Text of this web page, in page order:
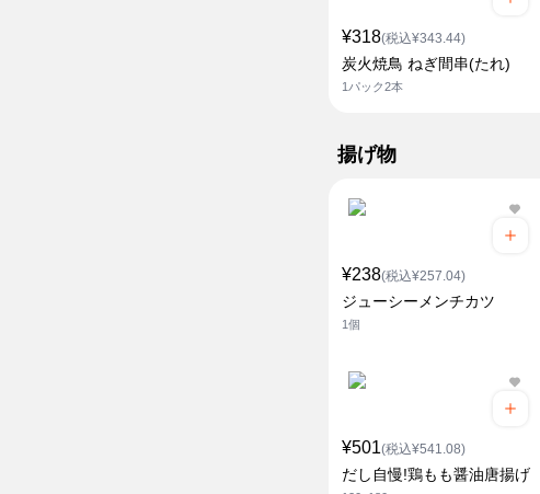
¥318(税込¥343.44)
炭火焼鳥 ねぎ間串(たれ)
1パック2本
揚げ物
¥238(税込¥257.04)
ジューシーメンチカツ
1個
¥501(税込¥541.08)
だし自慢!鶏もも醤油唐揚げ